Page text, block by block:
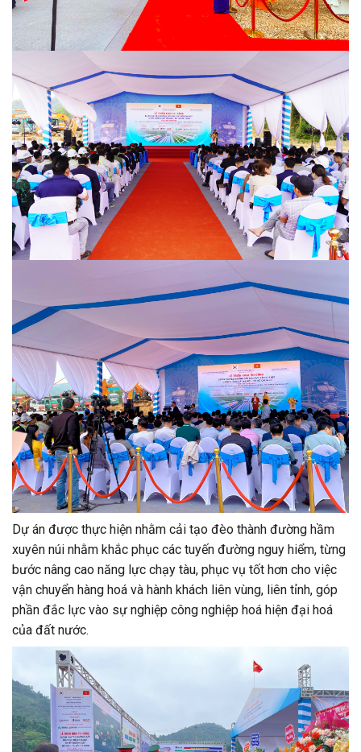
Dự án được thực hiện nhằm cải tạo đèo thành đường hầm
xuyên núi nhằm khắc phục các tuyến đường nguy hiểm, từng
bước nâng cao năng lực chạy tàu, phục vụ tốt hơn cho việc
vận chuyển hàng hoá và hành khách liên vùng, liên tỉnh, góp
phần đắc lực vào sự nghiệp công nghiệp hoá hiện đại hoá
của đất nước.